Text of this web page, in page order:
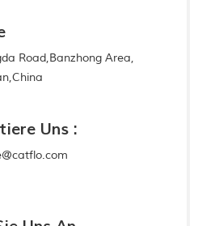
Road,Banzhong Area,
Uns :